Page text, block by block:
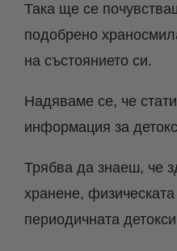
Така ще се
подобрено
на състоянието си.
Надяваме се, че
информация за
Трябва да знаеш, че
хранене, физическата
периодичната